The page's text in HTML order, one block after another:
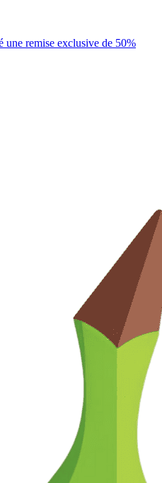
une remise exclusive de 50%